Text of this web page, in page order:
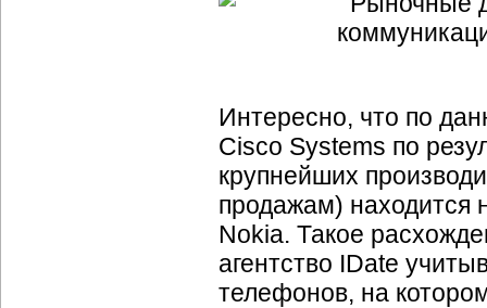
Интересно, что по
Cisco Systems по
крупнейших
продажам) находится
Nokia. Такое
агентство IDate
телефонов, на